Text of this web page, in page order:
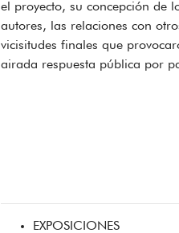
el proyecto, su concepción de
autores, las relaciones con
vicisitudes finales que
airada respuesta pública por
EXPOSICIONES